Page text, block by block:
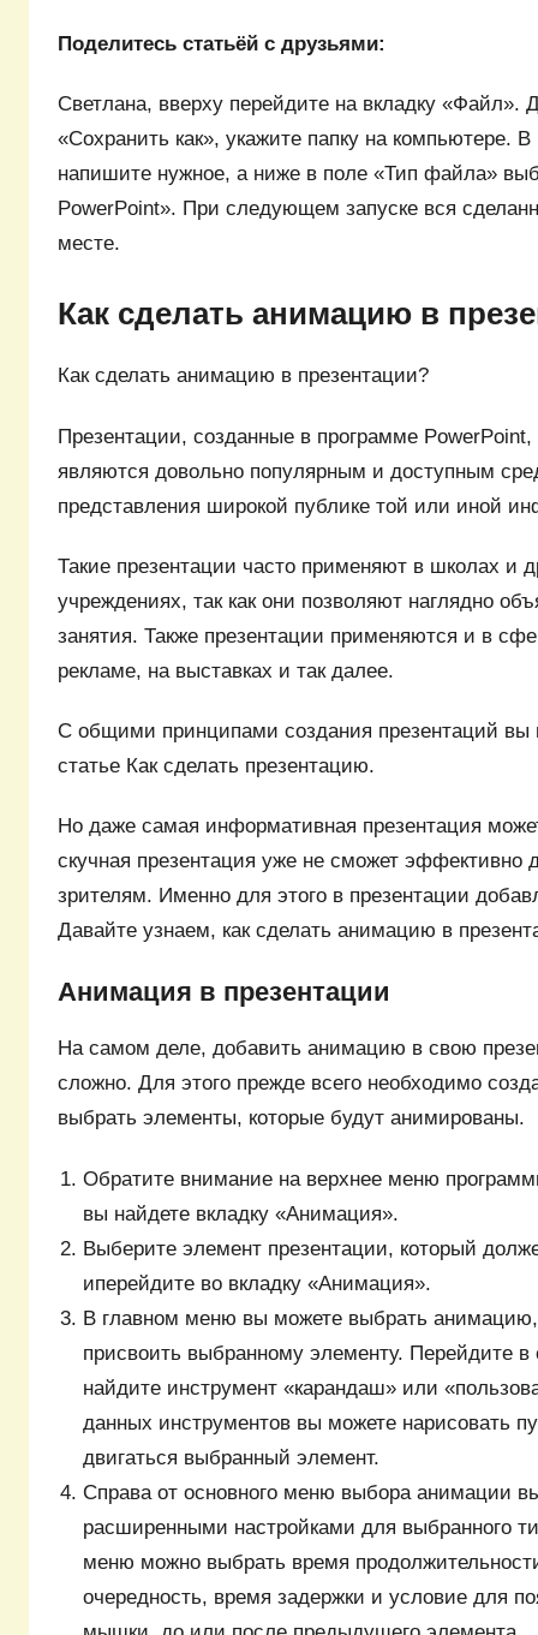
Поделитесь статьёй с друзьями:
Светлана, вверху перейдите на вкладку «Файл».
«Сохранить как», укажите папку на компьютере.
напишите нужное, а ниже в поле «Тип файла»
PowerPoint». При следующем запуске вся
месте.
Как сделать анимацию в
Как сделать анимацию в презентации?
Презентации, созданные в программе PowerPoint,
являются довольно популярным и доступным
представления широкой публике той или иной
Такие презентации часто применяют в школах и
учреждениях, так как они позволяют наглядно
занятия. Также презентации применяются и в
рекламе, на выставках и так далее.
С общими принципами создания презентаций вы
статье Как сделать презентацию.
Но даже самая информативная презентация
скучная презентация уже не сможет
зрителям. Именно для этого в презентации
Давайте узнаем, как cделать анимацию в
Анимация в презентации
На самом деле, добавить анимацию в свою
сложно. Для этого прежде всего необходимо
выбрать элементы, которые будут анимированы.
Обратите внимание на верхнее меню
вы найдете вкладку «Анимация».
Выберите элемент презентации, который
иперейдите во вкладку «Анимация».
В главном меню вы можете выбрать
присвоить выбранному элементу. Перейдите
найдите инструмент «карандаш» или
данных инструментов вы можете нарисовать
двигаться выбранный элемент.
Справа от основного меню выбора анимации
расширенными настройками для выбранного
меню можно выбрать время
очередность, время задержки и условие для